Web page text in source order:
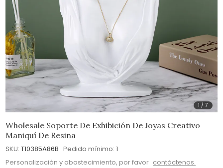
1 /7
Wholesale Soporte De Exhibición De Joyas Creativo
Maniquí De Resina
SKU: T10385A86B Pedido mínimo: 1
Personalización y abastecimiento, por favor contáctenos.